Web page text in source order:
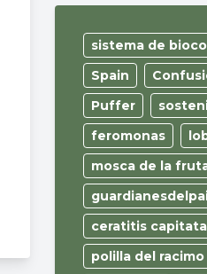
sistema de
Spain
Puffer
feromonas
mosca de la
ceratitis capitata
polilla del racimo